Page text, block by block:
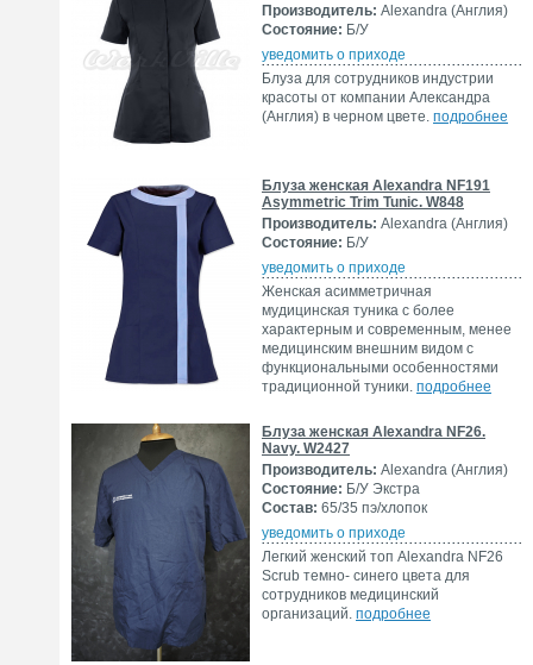
Производитель: Alexandra (Англия)
Состояние: Б/У
уведомить о приходе
Блуза для сотрудников индустрии
красоты от компании Александра
(Англия) в черном цвете. подробнее
Блуза женская Alexandra NF191
Asymmetric Trim Tunic. W848
Производитель: Alexandra (Англия)
Состояние: Б/У
уведомить о приходе
Женская асимметричная
мудицинская туника с более
характерным и современным, менее
медицинским внешним видом с
функциональными особенностями
традиционной туники. подробнее
Блуза женская Alexandra NF26.
Navy. W2427
Производитель: Alexandra (Англия)
Состояние: Б/У Экстра
Состав: 65/35 пэ/хлопок
уведомить о приходе
Легкий женский топ Alexandra NF26
Scrub темно- синего цвета для
сотрудников медицинский
организаций. подробнее